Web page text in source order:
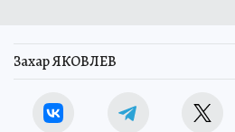
Захар ЯКОВЛЕВ